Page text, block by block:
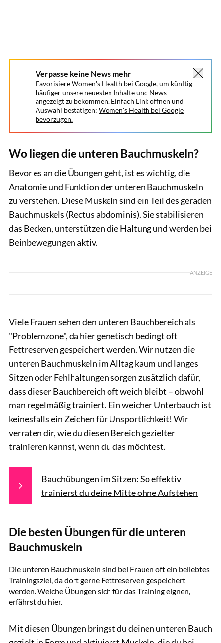
Verpasse keine News mehr
Favorisiere Women's Health bei Google, um künftig
häufiger unsere neuesten Inhalte und News
angezeigt zu bekommen. Einfach Link öffnen und
Auswahl bestätigen: Women's Health bei Google
bevorzugen.
Wo liegen die unteren Bauchmuskeln?
Bevor es an die Übungen geht, ist es wichtig, die
Anatomie und Funktion der unteren Bauchmuskeln
zu verstehen. Diese Muskeln sind ein Teil des geraden
Bauchmuskels (Rectus abdominis). Sie stabilisieren
das Becken, unterstützen die Haltung und werden bei
Beinbewegungen aktiv.
ANZEIGE
Viele Frauen sehen den unteren Bauchbereich als
"Problemzone", da hier genetisch bedingt oft
Fettreserven gespeichert werden. Wir nutzen die
unteren Bauchmuskeln im Alltag kaum und langes
Sitzen oder Fehlhaltungen sorgen zusätzlich dafür,
dass dieser Bauchbereich oft weich bleibt – obwohl
man regelmäßig trainiert. Ein weicher Unterbauch ist
keinesfalls ein Zeichen für Unsportlichkeit! Wir
verraten dir, wie du diesen Bereich gezielter
trainieren kannst, wenn du das möchtest.
Bauchübungen im Sitzen: So effektiv
trainierst du deine Mitte ohne Aufstehen
Die besten Übungen für die unteren
Bauchmuskeln
Die unteren Bauchmuskeln sind bei Frauen oft ein beliebtes
Trainingsziel, da dort gerne Fettreserven gespeichert
werden. Welche Übungen sich für das Training eignen,
erfährst du hier.
Mit diesen Übungen bringst du deinen unteren Bauch